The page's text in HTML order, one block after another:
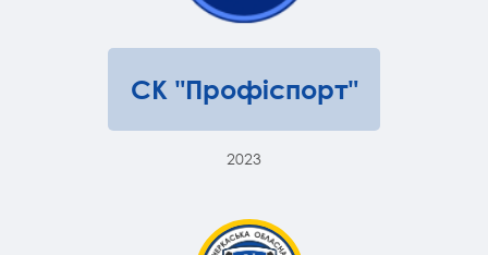
СК "Профіспорт"
2023